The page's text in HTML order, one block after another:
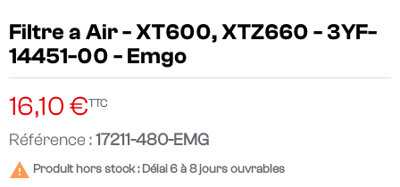
Filtre a Air - XT600, XTZ660 - 3YF-
14451-00 - Emgo
16,10 €TTC
Référence :17211-480-EMG
 Produit hors stock : Délai 6 à 8 jours ouvrables